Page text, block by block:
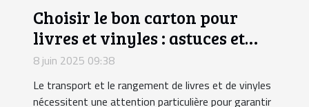
Choisir le bon carton pour
livres et vinyles : astuces et
conseils
8 juin 2025 09:38
Le transport et le rangement de livres et de vinyles
nécessitent une attention particulière pour garantir